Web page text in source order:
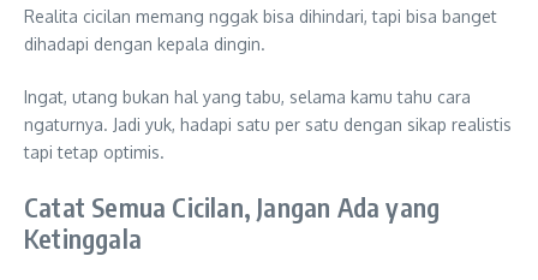
Realita cicilan memang nggak bisa dihindari, tapi bisa banget
dihadapi dengan kepala dingin.
Ingat, utang bukan hal yang tabu, selama kamu tahu cara
ngaturnya. Jadi yuk, hadapi satu per satu dengan sikap realistis
tapi tetap optimis.
Catat Semua Cicilan, Jangan Ada yang
Ketinggala